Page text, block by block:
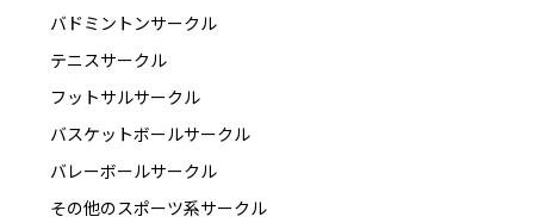
バドミントンサークル
テニスサークル
フットサルサークル
バスケットボールサークル
バレーボールサークル
その他のスポーツ系サークル